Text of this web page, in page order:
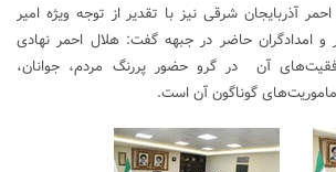
آذربایجان شرقی نیز با تقدیر از توجه ویژه امیر
امدادگران حاضر در جبهه گفت: هلال احمر نهادی
آن در گرو حضور پررنگ مردم، جوانان،
ماموریت‌های گوناگون آن است.